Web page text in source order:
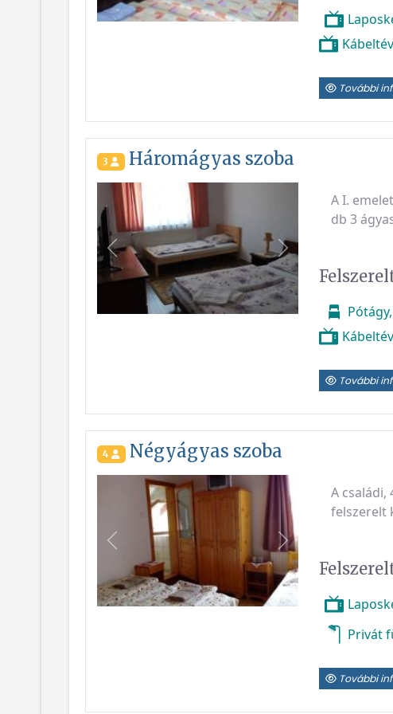
További
3 Háromágyas szoba
Vissza Következő
A I.
db 3
További
4 Négyágyas szoba
Vissza Következő
A családi,
felszerelt
Privát
További